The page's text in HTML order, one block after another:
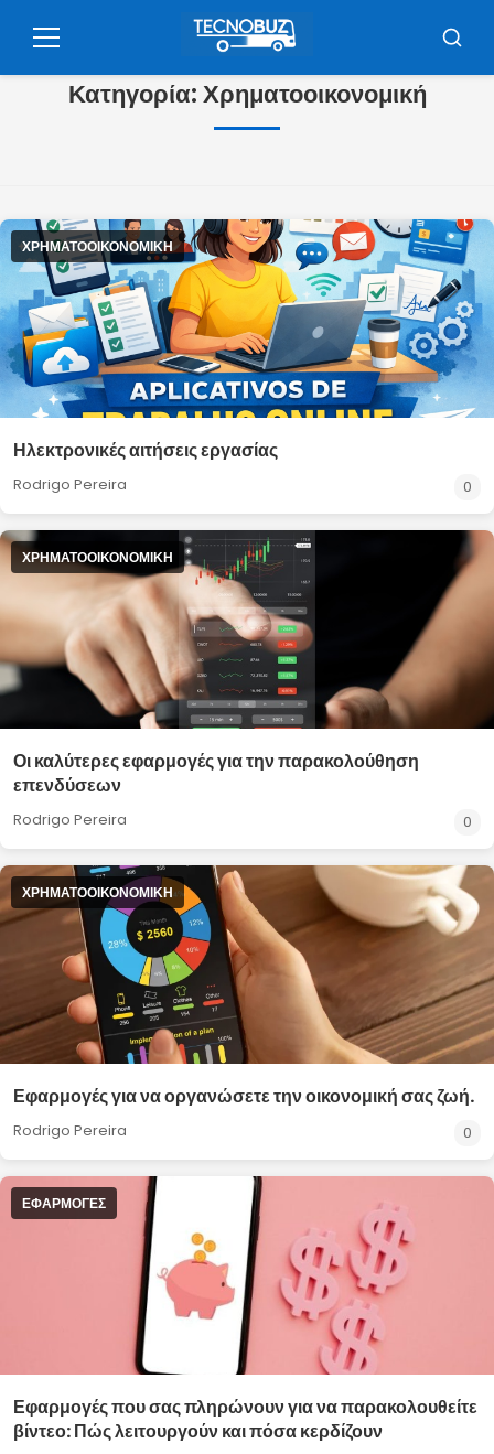
para
conteúdo
Μενού
Κατηγορία:Χρηματοοικονομική
ΧΡΗΜΑΤΟΟΙΚΟΝΟΜΙΚΉ
Ηλεκτρονικές αιτήσεις εργασίας
Rodrigo Pereira 0
ΧΡΗΜΑΤΟΟΙΚΟΝΟΜΙΚΉ
Οι καλύτερες εφαρμογές για την παρακολούθηση
επενδύσεων
Rodrigo Pereira 0
ΧΡΗΜΑΤΟΟΙΚΟΝΟΜΙΚΉ
Εφαρμογές για να οργανώσετε την οικονομική σας ζωή.
Rodrigo Pereira 0
ΕΦΑΡΜΟΓΈΣ
Εφαρμογές που σας πληρώνουν για να παρακολουθείτε
βίντεο: Πώς λειτουργούν και πόσα κερδίζουν